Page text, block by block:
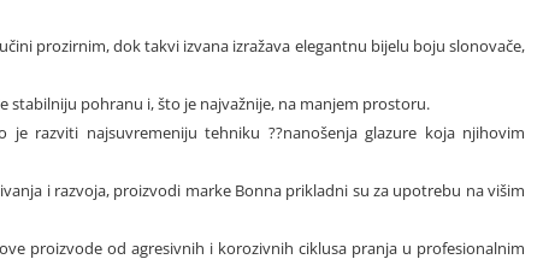
prozirnim, dok takvi izvana izražava elegantnu bijelu boju slonovače,
stabilniju pohranu i, što je najvažnije, na manjem prostoru.
razviti najsuvremeniju tehniku ??nanošenja glazure koja njihovim
i razvoja, proizvodi marke Bonna prikladni su za upotrebu na višim
proizvode od agresivnih i korozivnih ciklusa pranja u profesionalnim